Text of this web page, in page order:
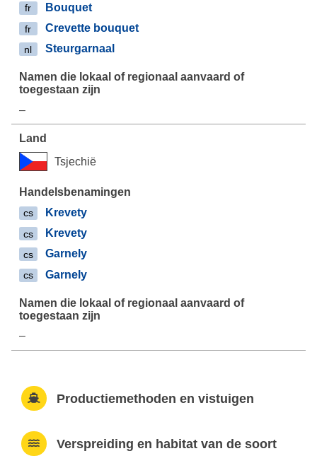
fr Bouquet
fr Crevette bouquet
nl Steurgarnaal
–
Tsjechië
cs Krevety
cs Krevety
cs Garnely
cs Garnely
–
Productiemethoden en vistuigen
Verspreiding en habitat van de soort